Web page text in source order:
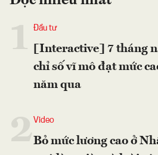
Đầu tư
[Interactive] 7 tháng
chỉ số vĩ mô đạt mức
năm qua
2Video
Bỏ mức lương cao ở